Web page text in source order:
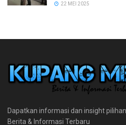
22 MEI 2025
Dapatkan informasi dan insight
Berita & Informasi Terbaru